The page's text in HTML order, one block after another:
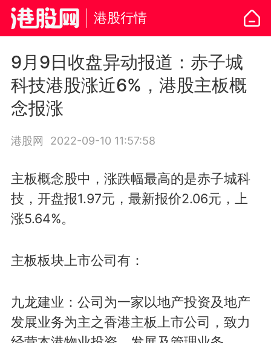
港股行情
9月9日收盘异动报道：赤子城
科技港股涨近6%，港股主板概
念报涨
港股网 2022-09-10 11:57:58
主板概念股中，涨跌幅最高的是赤子城科
技，开盘报1.97元，最新报价2.06元，上
涨5.64%。
主板板块上市公司有：
九龙建业：公司为一家以地产投资及地产
发展业务为主之香港主板上市公司，致力